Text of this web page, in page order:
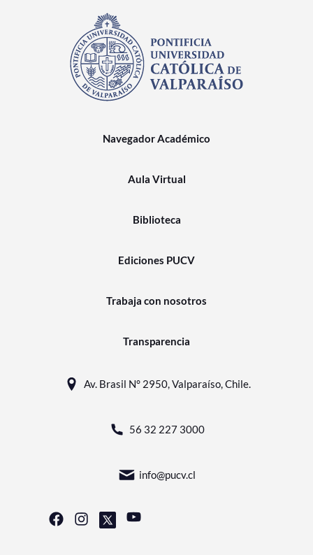
Navegador Académico
Aula Virtual
Biblioteca
Ediciones PUCV
Trabaja con nosotros
Transparencia
Av. Brasil N° 2950, Valparaíso, Chile.
56 32 227 3000
info@pucv.cl